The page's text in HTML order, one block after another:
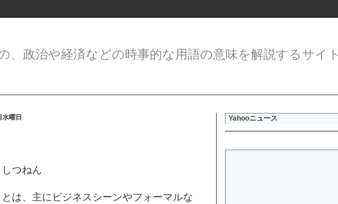
、政治や経済などの時事的な用語の意味を解説するサイト
水曜日
つねん
とは、主にビジネスシーンやフォーマルな
Yahooニュース